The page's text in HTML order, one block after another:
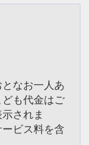
となお一人あ
も代金はご
されま
ビス料を含